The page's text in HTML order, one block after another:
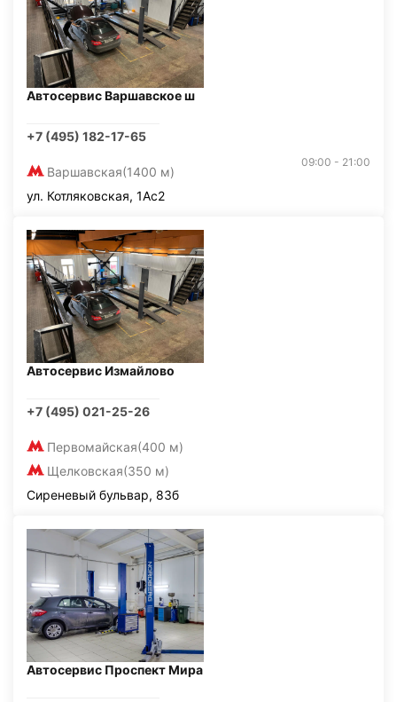
Автосервис Варшавское ш
+7 (495) 182-17-65
Варшавская(1400 м)
09:00 - 21:00
ул. Котляковская, 1Ас2
Автосервис Измайлово
+7 (495) 021-25-26
Первомайская(400 м)
Щелковская(350 м)
Сиреневый бульвар, 83б
Автосервис Проспект Мира